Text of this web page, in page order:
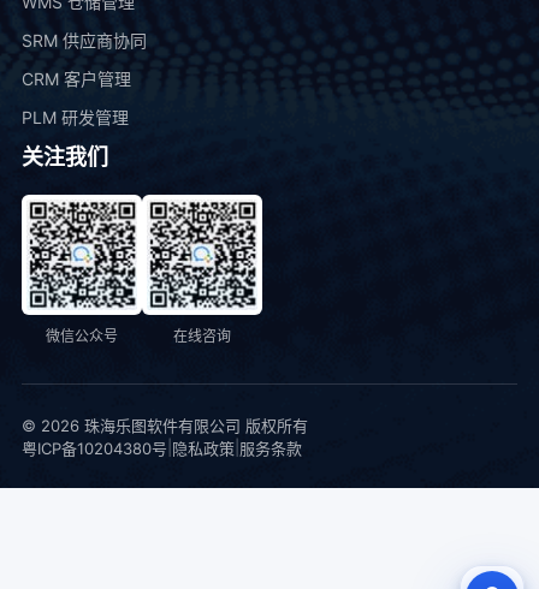
SRM 供应商协同
CRM 客户管理
PLM 研发管理
关注我们
微信公众号 在线咨询
© 2026 珠海乐图软件有限公司 版权所有
粤ICP备10204380号 隐私政策 服务条款